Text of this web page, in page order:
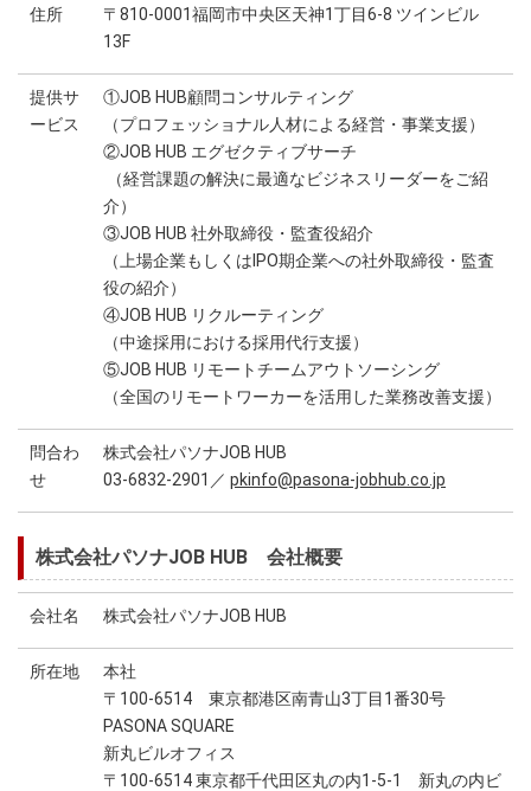
住所
〒810-0001福岡市中央区天神1丁目6-8 ツインビル
13F
提供サ
ービス
①JOB HUB顧問コンサルティング
（プロフェッショナル人材による経営・事業支援）
②JOB HUB エグゼクティブサーチ
（経営課題の解決に最適なビジネスリーダーをご紹
介）
③JOB HUB 社外取締役・監査役紹介
（上場企業もしくはIPO期企業への社外取締役・監査
役の紹介）
④JOB HUB リクルーティング
（中途採用における採用代行支援）
⑤JOB HUB リモートチームアウトソーシング
（全国のリモートワーカーを活用した業務改善支援）
問合わ
せ
株式会社パソナJOB HUB
03-6832-2901／ pkinfo@pasona-jobhub.co.jp
株式会社パソナJOB HUB 会社概要
会社名 株式会社パソナJOB HUB
所在地
本社
〒100-6514 東京都港区南青山3丁目1番30号
PASONA SQUARE
新丸ビルオフィス
〒100-6514 東京都千代田区丸の内1-5-1 新丸の内ビ